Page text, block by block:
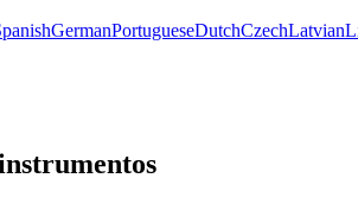
GermanPortugueseDutchCzechLatvian